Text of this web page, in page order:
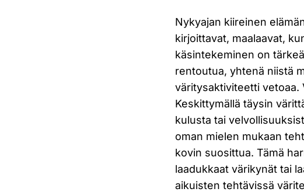
Nykyajan kiireinen
kirjoittavat, maalaavat,
käsintekeminen on
rentoutua, yhtenä niistä
väritysaktiviteetti vetoaa.
Keskittymällä täysin
kulusta tai
oman mielen mukaan
kovin suosittua. Tämä
laadukkaat värikynät tai
aikuisten tehtävissä